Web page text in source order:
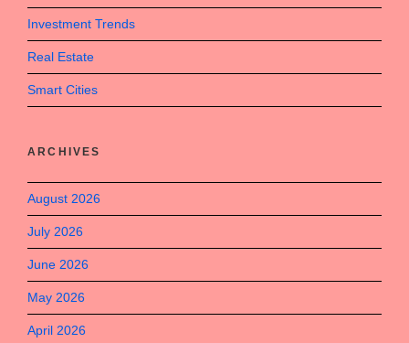
Investment Trends
Real Estate
Smart Cities
ARCHIVES
August 2026
July 2026
June 2026
May 2026
April 2026